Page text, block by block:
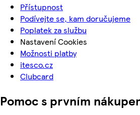
Přístupnost
Podívejte se, kam doručujeme
Poplatek za službu
Nastavení Cookies
Možnosti platby
itesco.cz
Clubcard
Pomoc s prvním